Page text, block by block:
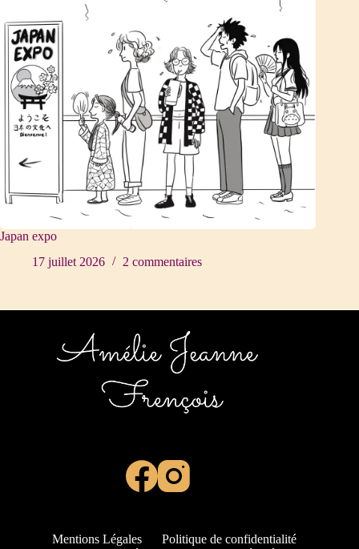
Japan expo
17 juillet 2026
2 commentaires
Mentions Légales
Politique de confidentialité